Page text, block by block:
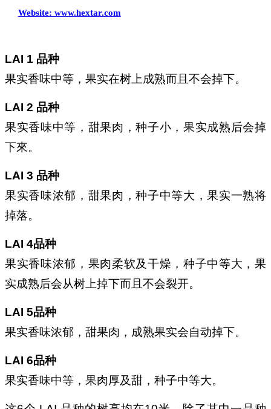
Website: www.hextar.com
LAI 1 品种
果实香味中等，果实在树上成熟而且不会掉下。
LAI 2 品种
果实香味中等，甜果肉，种子小，果实成熟后会掉
下來。
LAI 3 品种
果实香味浓郁，甜果肉，种子中等大，果实一熟将
掉落。
LAI 4品种
果实香味浓郁，果肉柔软及干燥，种子中等大，果
实成熟后会从树上掉下而且不会裂开。
LAI 5品种
果实香味浓郁，甜果肉，成熟果实会自动掉下。
LAI 6品种
果实香味中等，果肉厚及甜，种子中等大。